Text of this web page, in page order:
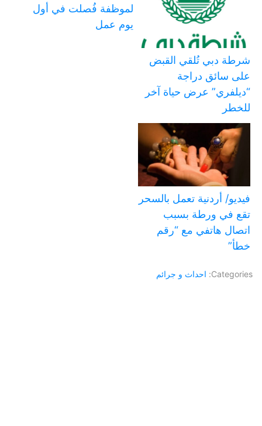
شرطة دبي تُلقي القبض
على سائق دراجة
“ديلفري” عرض حياة آخر
للخطر
لموظفة فُصلت في أول
يوم عمل
فيديو/ أردنية تعمل بالسحر
تقع في ورطة بسبب
اتصال هاتفي مع “رقم
خطأ”
Categories: احداث و جرائم